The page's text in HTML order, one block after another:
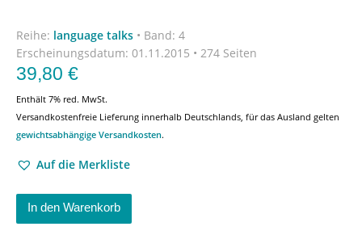
Reihe: language talks • Band: 4
Erscheinungsdatum: 01.11.2015 • 274 Seiten
39,80 €
Enthält 7% red. MwSt.
Versandkostenfreie Lieferung innerhalb Deutschlands, für das Ausland gelten
gewichtsabhängige Versandkosten.
Auf die Merkliste
In den Warenkorb